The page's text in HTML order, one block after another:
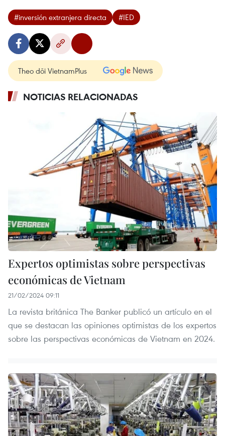
#inversión extranjera directa #IED
Theo dõi VietnamPlus
NOTICIAS RELACIONADAS
Expertos optimistas sobre perspectivas
económicas de Vietnam
21/02/2024 09:11
La revista británica The Banker publicó un artículo en el
que se destacan las opiniones optimistas de los expertos
sobre las perspectivas económicas de Vietnam en 2024.